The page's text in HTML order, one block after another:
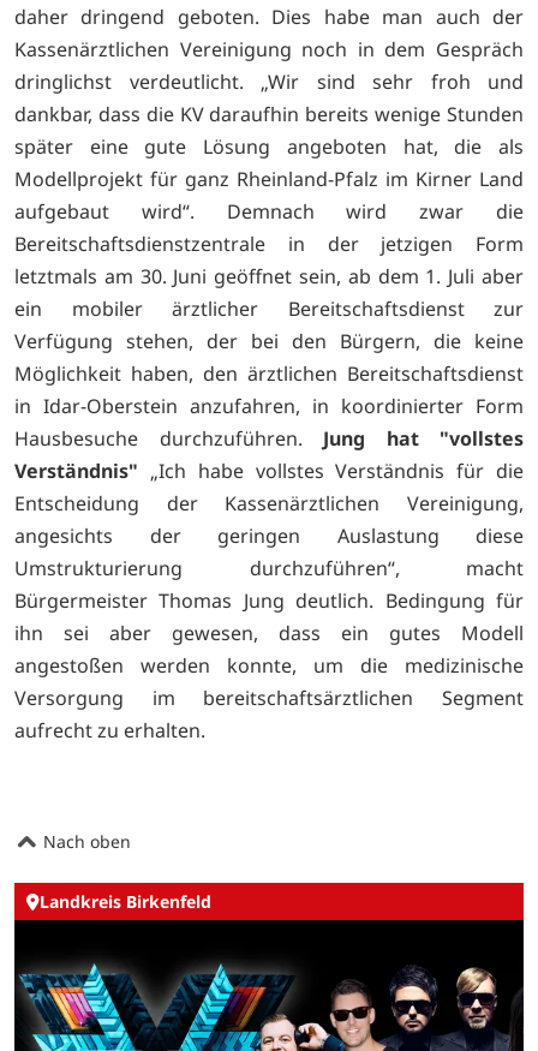
daher dringend geboten. Dies habe man auch der
Kassenärztlichen Vereinigung noch in dem Gespräch
dringlichst verdeutlicht. „Wir sind sehr froh und
dankbar, dass die KV daraufhin bereits wenige Stunden
später eine gute Lösung angeboten hat, die als
Modellprojekt für ganz Rheinland-Pfalz im Kirner Land
aufgebaut wird“. Demnach wird zwar die
Bereitschaftsdienstzentrale in der jetzigen Form
letztmals am 30. Juni geöffnet sein, ab dem 1. Juli aber
ein mobiler ärztlicher Bereitschaftsdienst zur
Verfügung stehen, der bei den Bürgern, die keine
Möglichkeit haben, den ärztlichen Bereitschaftsdienst
in Idar-Oberstein anzufahren, in koordinierter Form
Hausbesuche durchzuführen. Jung hat "vollstes
Verständnis" „Ich habe vollstes Verständnis für die
Entscheidung der Kassenärztlichen Vereinigung,
angesichts der geringen Auslastung diese
Umstrukturierung durchzuführen“, macht
Bürgermeister Thomas Jung deutlich. Bedingung für
ihn sei aber gewesen, dass ein gutes Modell
angestoßen werden konnte, um die medizinische
Versorgung im bereitschaftsärztlichen Segment
aufrecht zu erhalten.
Nach oben
Landkreis Birkenfeld